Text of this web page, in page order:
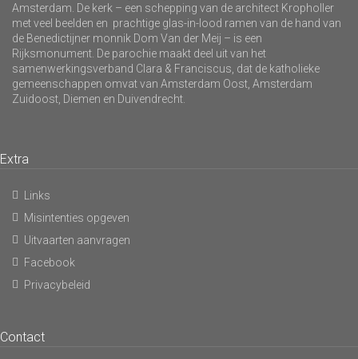
Amsterdam. De kerk – een schepping van de architect Kropholler
met veel beelden en prachtige glas-in-lood ramen van de hand van
de Benedictijner monnik Dom Van der Meij – is een
Rijksmonument. De parochie maakt deel uit van het
samenwerkingsverband Clara & Franciscus, dat de katholieke
gemeenschappen omvat van Amsterdam Oost, Amsterdam
Zuidoost, Diemen en Duivendrecht.
Extra
Links
Misintenties opgeven
Uitvaarten aanvragen
Facebook
Privacybeleid
Contact